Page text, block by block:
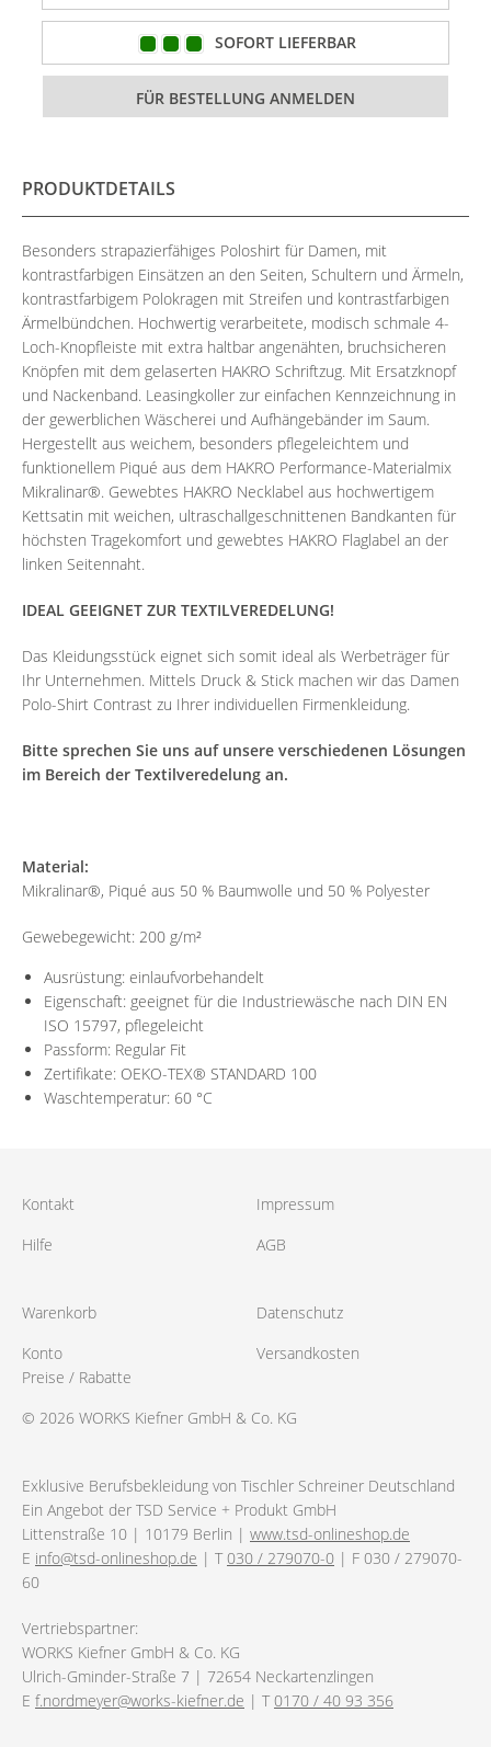
SOFORT LIEFERBAR
PRODUKTDETAILS
Besonders strapazierfähiges Poloshirt für Damen, mit
kontrastfarbigen Einsätzen an den Seiten, Schultern und Ärmeln,
kontrastfarbigem Polokragen mit Streifen und kontrastfarbigen
Ärmelbündchen. Hochwertig verarbeitete, modisch schmale 4-
Loch-Knopfleiste mit extra haltbar angenähten, bruchsicheren
Knöpfen mit dem gelaserten HAKRO Schriftzug. Mit Ersatzknopf
und Nackenband. Leasingkoller zur einfachen Kennzeichnung in
der gewerblichen Wäscherei und Aufhängebänder im Saum.
Hergestellt aus weichem, besonders pflegeleichtem und
funktionellem Piqué aus dem HAKRO Performance-Materialmix
Mikralinar®. Gewebtes HAKRO Necklabel aus hochwertigem
Kettsatin mit weichen, ultraschallgeschnittenen Bandkanten für
höchsten Tragekomfort und gewebtes HAKRO Flaglabel an der
linken Seitennaht.
IDEAL GEEIGNET ZUR TEXTILVEREDELUNG!
Das Kleidungsstück eignet sich somit ideal als Werbeträger für
Ihr Unternehmen. Mittels Druck & Stick machen wir das Damen
Polo-Shirt Contrast zu Ihrer individuellen Firmenkleidung.
Bitte sprechen Sie uns auf unsere verschiedenen Lösungen
im Bereich der Textilveredelung an.
Material:
Mikralinar®, Piqué aus 50 % Baumwolle und 50 % Polyester
Gewebegewicht: 200 g/m²
Ausrüstung: einlaufvorbehandelt
Eigenschaft: geeignet für die Industriewäsche nach DIN EN
ISO 15797, pflegeleicht
Passform: Regular Fit
Zertifikate: OEKO-TEX® STANDARD 100
Waschtemperatur: 60 °C
Kontakt
Hilfe
Impressum
AGB
Warenkorb
Konto
Datenschutz
Versandkosten
Preise / Rabatte
© 2026 WORKS Kiefner GmbH & Co. KG
Exklusive Berufsbekleidung von Tischler Schreiner Deutschland
Ein Angebot der TSD Service + Produkt GmbH
Littenstraße 10 | 10179 Berlin | www.tsd-onlineshop.de
E info@tsd-onlineshop.de | T030 / 279070-0 | F 030 / 279070-
60
Vertriebspartner:
WORKS Kiefner GmbH & Co. KG
Ulrich-Gminder-Straße 7 | 72654 Neckartenzlingen
E f.nordmeyer@works-kiefner.de | T0170 / 40 93 356